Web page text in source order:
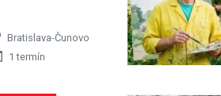
Bratislava-Čunovo
1 termín